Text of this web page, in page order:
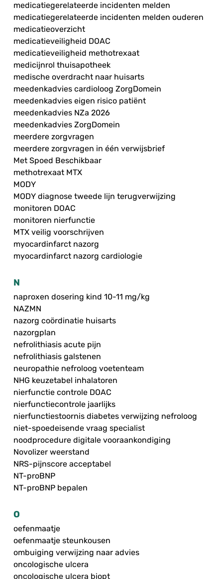
medicatiegerelateerde incidenten melden
medicatiegerelateerde incidenten melden ouderen
medicatieoverzicht
medicatieveiligheid DOAC
medicatieveiligheid methotrexaat
medicijnrol thuisapotheek
medische overdracht naar huisarts
meedenkadvies cardioloog ZorgDomein
meedenkadvies eigen risico patiënt
meedenkadvies NZa 2026
meedenkadvies ZorgDomein
meerdere zorgvragen
meerdere zorgvragen in één verwijsbrief
Met Spoed Beschikbaar
methotrexaat MTX
MODY
MODY diagnose tweede lijn terugverwijzing
monitoren DOAC
monitoren nierfunctie
MTX veilig voorschrijven
myocardinfarct nazorg
myocardinfarct nazorg cardiologie
N
naproxen dosering kind 10-11 mg/kg
NAZMN
nazorg coördinatie huisarts
nazorgplan
nefrolithiasis acute pijn
nefrolithiasis galstenen
neuropathie nefroloog voetenteam
NHG keuzetabel inhalatoren
nierfunctie controle DOAC
nierfunctiecontrole jaarlijks
nierfunctiestoornis diabetes verwijzing nefroloog
niet-spoedeisende vraag specialist
noodprocedure digitale vooraankondiging
Novolizer weerstand
NRS-pijnscore acceptabel
NT-proBNP
NT-proBNP bepalen
O
oefenmaatje
oefenmaatje steunkousen
ombuiging verwijzing naar advies
oncologische ulcera
oncologische ulcera biopt